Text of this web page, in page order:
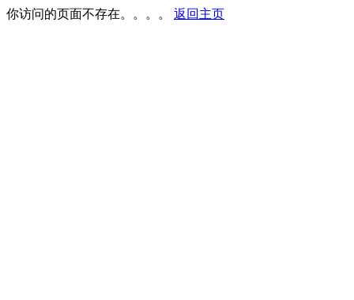
你访问的页面不存在。。。。 返回主页